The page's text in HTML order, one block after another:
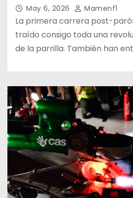
May 6, 2026 Mamenf1
La primera carrera post-
traído consigo toda una
de la parrilla. También han